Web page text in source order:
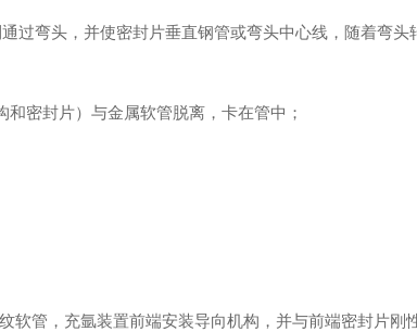
过弯头，并使密封片垂直钢管或弯头中心线，随着弯头
密封片）与金属软管脱离，卡在管中；
软管，充氩装置前端安装导向机构，并与前端密封片